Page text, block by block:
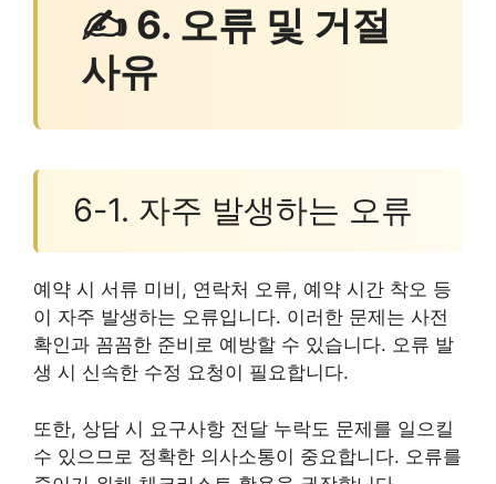
✍ 6. 오류 및 거절
사유
6-1. 자주 발생하는 오류
예약 시 서류 미비, 연락처 오류, 예약 시간 착오 등
이 자주 발생하는 오류입니다. 이러한 문제는 사전
확인과 꼼꼼한 준비로 예방할 수 있습니다. 오류 발
생 시 신속한 수정 요청이 필요합니다.
또한, 상담 시 요구사항 전달 누락도 문제를 일으킬
수 있으므로 정확한 의사소통이 중요합니다. 오류를